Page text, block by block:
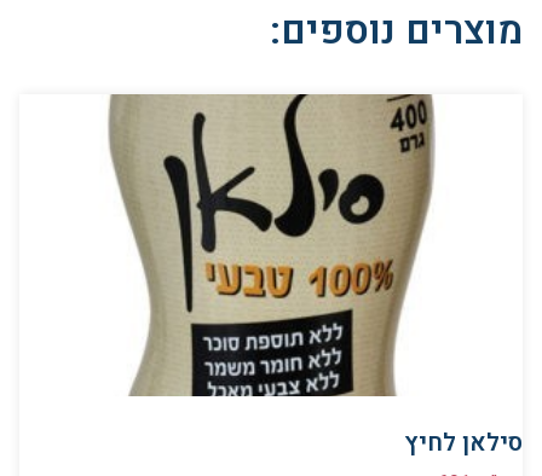
מוצרים נוספים:
סילאן לחיץ